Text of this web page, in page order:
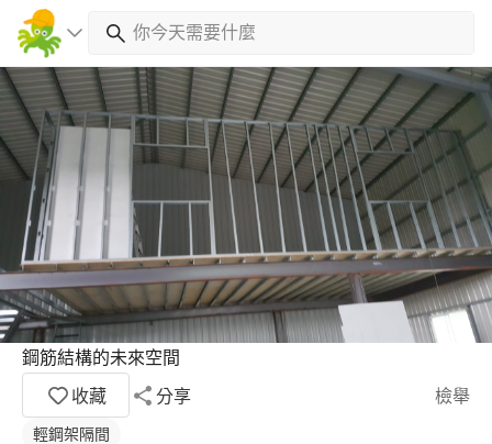
鋼筋結構的未來空間
收藏
分享 檢舉
輕鋼架隔間